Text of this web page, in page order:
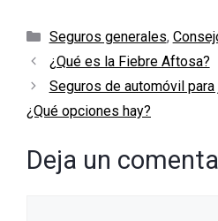
Categorías
Seguros generales,
¿Qué es la Fiebre Aftosa?
Seguros de automóvil
¿Qué opciones hay?
Deja un